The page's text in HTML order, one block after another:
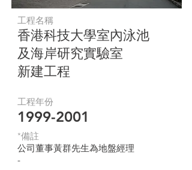
工程名稱
香港科技大學室內泳池
及海岸研究實驗室
新建工程
工程年份
1999-2001
*​備註
公司董事黃群先生為地盤經理
-